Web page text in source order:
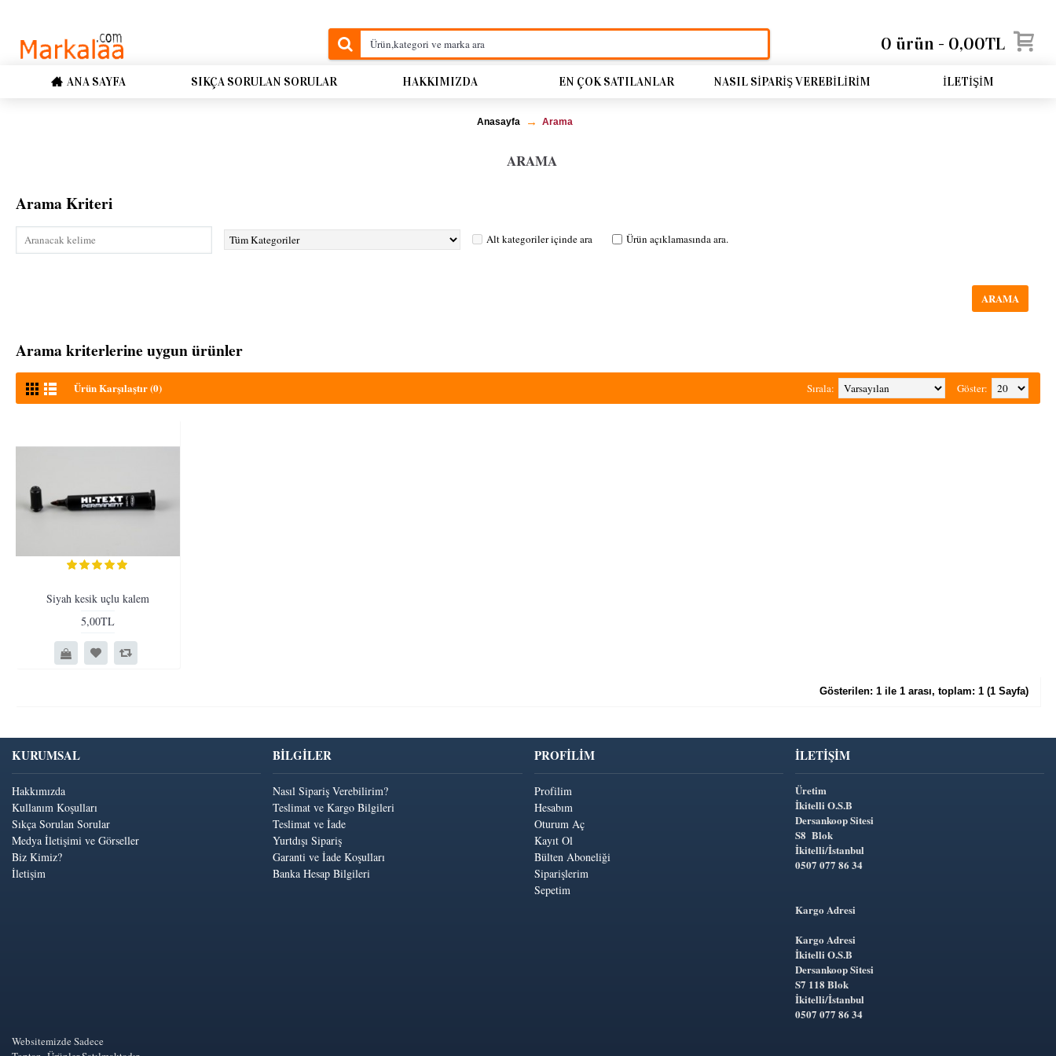
0 ürün - 0,00TL
ANA SAYFA SIKÇA SORULAN SORULAR HAKKIMIZDA EN ÇOK SATILANLAR NASIL SIPARIŞ VEREBILIRIM İLETIŞIM
Anasayfa Arama
ARAMA
Arama Kriteri
Alt kategoriler içinde ara Ürün açıklamasında ara.
Arama kriterlerine uygun ürünler
Ürün Karşılaştır (0) Göster:
Sırala:
Siyah kesik uçlu kalem
5,00TL
Gösterilen: 1 ile 1 arası, toplam: 1 (1 Sayfa)
KURUMSAL
Hakkımızda
Kullanım Koşulları
Sıkça Sorulan Sorular
Medya İletişimi ve Görseller
Biz Kimiz?
İletişim
BİLGİLER
Nasıl Sipariş Verebilirim?
Teslimat ve Kargo Bilgileri
Teslimat ve İade
Yurtdışı Sipariş
Garanti ve İade Koşulları
Banka Hesap Bilgileri
PROFİLİM
Profilim
Hesabım
Oturum Aç
Kayıt Ol
Bülten Aboneliği
Siparişlerim
Sepetim
İLETIŞIM
Üretim
İkitelli O.S.B
Dersankoop Sitesi
S8 Blok
İkitelli/İstanbul
0507 077 86 34
Kargo Adresi
Kargo Adresi
İkitelli O.S.B
Dersankoop Sitesi
S7 118 Blok
İkitelli/İstanbul
0507 077 86 34
Websitemizde Sadece